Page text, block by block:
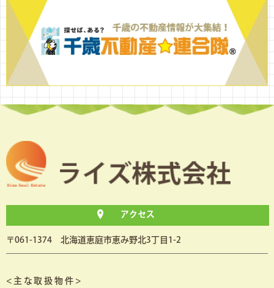
アクセス
〒061-1374 北海道恵庭市恵み野北3丁目1-2
<主な取扱物件>